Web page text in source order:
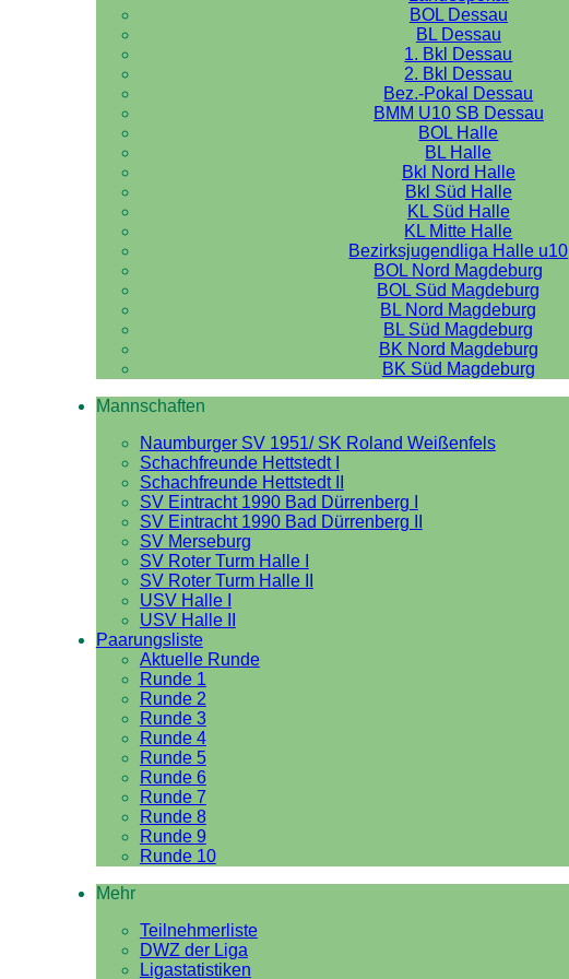
BOL Dessau
BL Dessau
1. Bkl Dessau
2. Bkl Dessau
Bez.-Pokal Dessau
BMM U10 SB Dessau
BOL Halle
BL Halle
Bkl Nord Halle
Bkl Süd Halle
KL Süd Halle
KL Mitte Halle
Bezirksjugendliga Halle u10
BOL Nord Magdeburg
BOL Süd Magdeburg
BL Nord Magdeburg
BL Süd Magdeburg
BK Nord Magdeburg
BK Süd Magdeburg
Mannschaften
Naumburger SV 1951/ SK Roland Weißenfels
Schachfreunde Hettstedt I
Schachfreunde Hettstedt II
SV Eintracht 1990 Bad Dürrenberg I
SV Eintracht 1990 Bad Dürrenberg II
SV Merseburg
SV Roter Turm Halle I
SV Roter Turm Halle II
USV Halle I
USV Halle II
Paarungsliste
Aktuelle Runde
Runde 1
Runde 2
Runde 3
Runde 4
Runde 5
Runde 6
Runde 7
Runde 8
Runde 9
Runde 10
Mehr
Teilnehmerliste
DWZ der Liga
Ligastatistiken